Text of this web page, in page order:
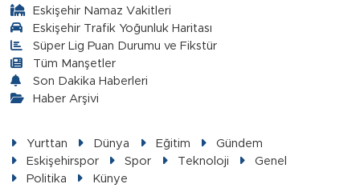
Eskişehir Namaz Vakitleri
Eskişehir Trafik Yoğunluk Haritası
Süper Lig Puan Durumu ve Fikstür
Tüm Manşetler
Son Dakika Haberleri
Haber Arşivi
Yurttan Dünya Eğitim
Gündem
Eskişehirspor
Spor Teknoloji
Genel
Politika
Künye